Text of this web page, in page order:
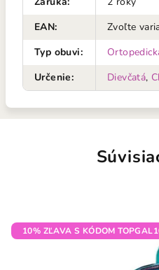
EAN:
Zvoľte
Typ obuvi:
Určenie: Dievčatá,
10% ZĽAVA S KÓDOM